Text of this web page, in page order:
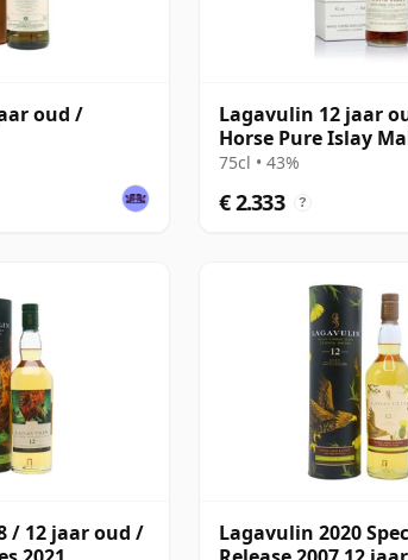
oud /
Lagavulin 12 jaar
Horse Pure Islay
75cl • 43%
€ 2.333 ?
/ 12 jaar oud /
Lagavulin 2020